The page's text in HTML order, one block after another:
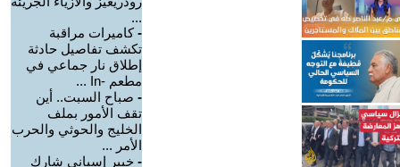
...
-كاميرات مراقبة
تكشف تفاصيل حادثة
إطلاق نار جماعي في
مطعم -In ...
- صباح السبت.. أين
تقف الأمور بملف
الخليج والحوثي والحرب
الأمر ...
- خبير إسباني شارك